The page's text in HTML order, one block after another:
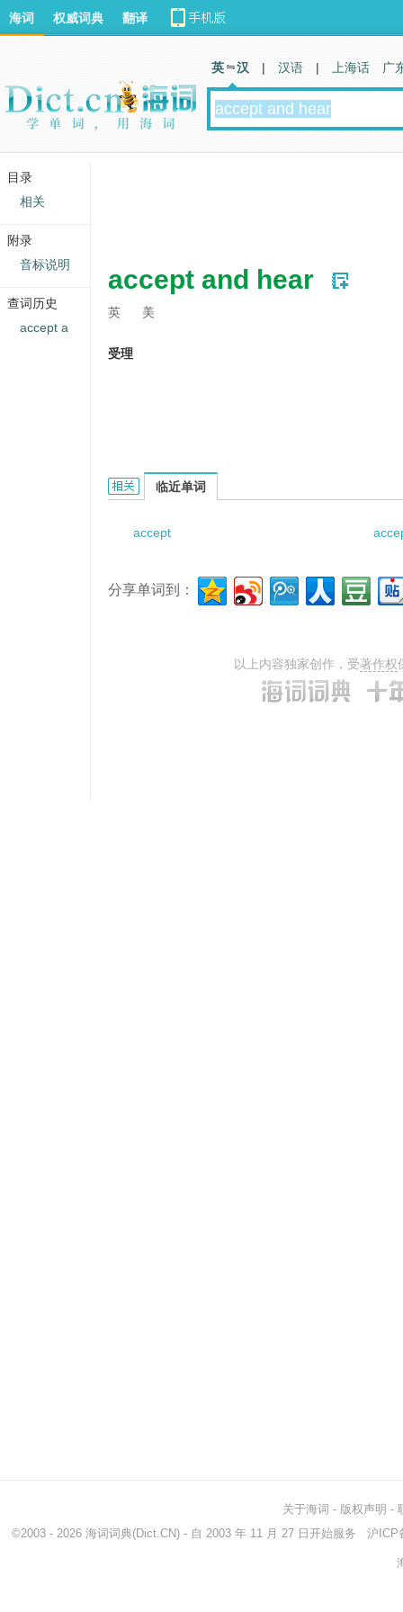
accept and hear
英 美
受理
Accept and hear的相关资料：
临近单词
accept
分享单词到：
以上内容独家创作，受著作权
海词 权威词典 翻译
英 汉 | 汉语 | 上海话 广
关于海词 - 版权声明 -
©2003 - 2026 海词词典(Dict.CN) - 自 2003 年 11 月 27 日开始服务 沪ICP
目录
相关
附录
音标说明
查词历史
accept a